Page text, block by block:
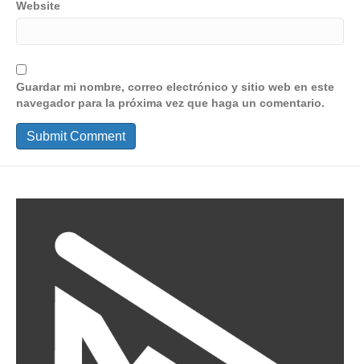
Website
Guardar mi nombre, correo electrónico y sitio web en este
navegador para la próxima vez que haga un comentario.